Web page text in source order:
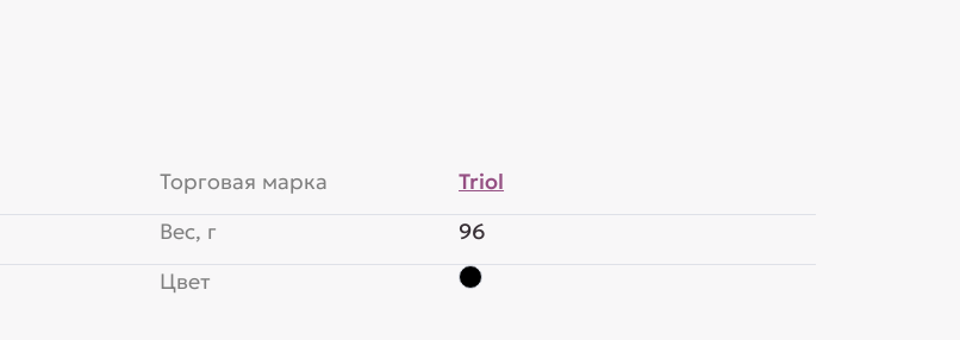
Торговая марка
Triol
Вес, г
96
Цвет